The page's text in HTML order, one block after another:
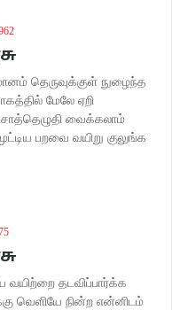
தெருவுக்குள் நுழைந்த
மேலே ஏறி
வைக்கலாம்
பறவை வயிறு குலுங்க
வயிற்றை தடவிப்பார்க்க
வெளியே நின்ற என்னிடம்